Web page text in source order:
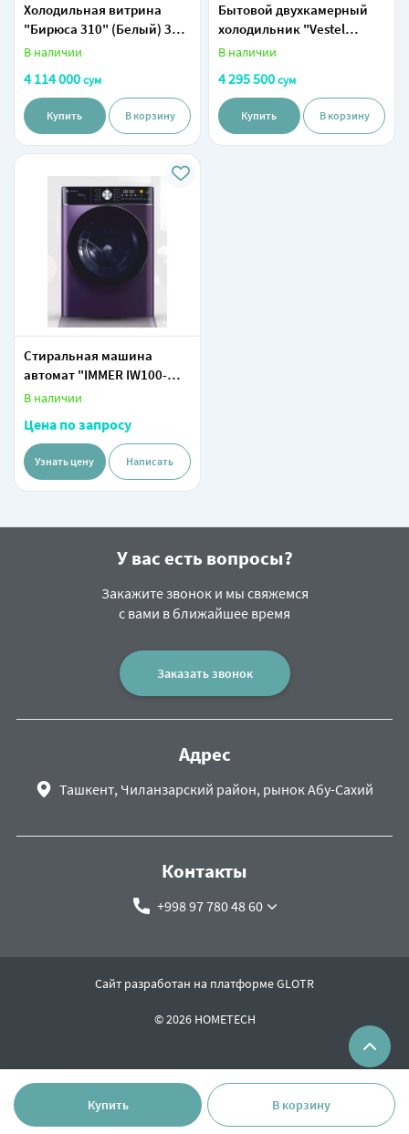
Купить В корзину
Холодильная витрина
"Бирюса 310" (Белый) 310
л
В наличии
4 114 000сум
Купить В корзину
Бытовой двухкамерный
холодильник "Vestel
RS370TF3M-НВ" (Бежевый
В наличии
4 295 500сум
Купить В корзину
Стиральная машина
автомат "IMMER IW100-
14596DD" (Фиолетовая/
В наличии
Цена по запросу
Узнать цену Написать
У вас есть вопросы?
Закажите звонок и мы свяжемся
с вами в ближайшее время
Заказать звонок
Адрес
Ташкент, Чиланзарский район, рынок Абу-Сахий
Контакты
+998 97 780 48 60
Сайт разработан на платформе GLOTR
© 2026 HOMETECH